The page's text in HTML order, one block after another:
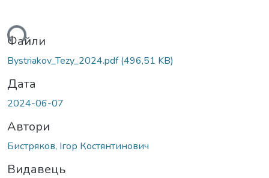
Файли
Bystriakov_Tezy_2024.pdf(496,51 KB)
Дата
2024-06-07
Автори
Бистряков, Ігор Костянтинович
Видавець